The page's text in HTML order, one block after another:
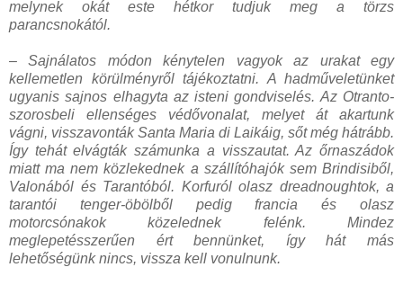
melynek okát este hétkor tudjuk meg a törzs
parancsnokától.
– Sajnálatos módon kénytelen vagyok az urakat egy
kellemetlen körülményről tájékoztatni. A hadműveletünket
ugyanis sajnos elhagyta az isteni gondviselés. Az Otranto-
szorosbeli ellenséges védővonalat, melyet át akartunk
vágni, visszavonták Santa Maria di Laikáig, sőt még hátrább.
Így tehát elvágták számunka a visszautat. Az őrnaszádok
miatt ma nem közlekednek a szállítóhajók sem Brindisiből,
Valonából és Tarantóból. Korfuról olasz dreadnoughtok, a
tarantói tenger-öbölből pedig francia és olasz
motorcsónakok közelednek felénk. Mindez
meglepetésszerűen ért bennünket, így hát más
lehetőségünk nincs, vissza kell vonulnunk.